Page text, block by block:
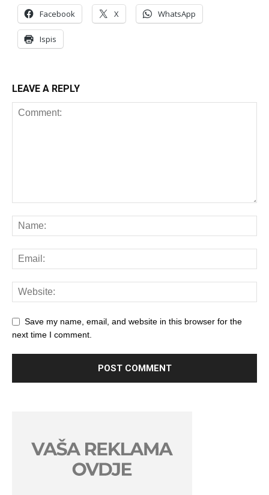
Facebook X WhatsApp
Ispis
LEAVE A REPLY
Save my name, email, and website in this browser for the
next time I comment.